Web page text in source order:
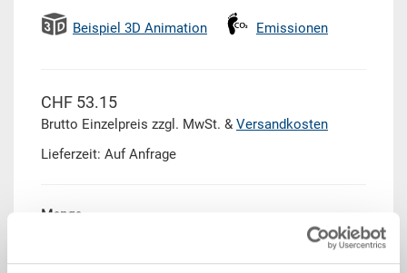
Beispiel 3D Animation Emissionen
CHF 53.15
Brutto Einzelpreis zzgl. MwSt. & Versandkosten
Lieferzeit: Auf Anfrage
Menge